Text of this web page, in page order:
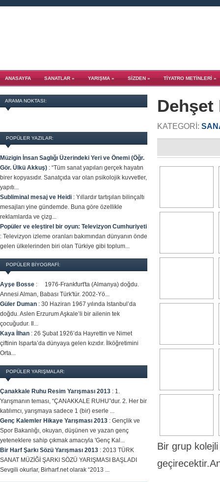
ANASAYFA SANATLAR» YARIŞMA» SİZDEN» TIYATRO METINLERI»
Dehşet
KATEGORI:
Bir grup
ARAMA NOKTASI:
POPÜLER YAZILAR:
Müzigin İnsan Saglığı Üzerindeki Yeri ve Önemi (Öğr.
Gör. Ülkü Akkuş) : “Tüm sanat yapıları gerçek hayatın
birer kopyasıdır. Sanatçıda var olan psikolojik kuvvetler,
yapıtı...
Subliminal mesaj ve Heidi : Yıllardır tartışılan bilinçaltı
mesajları yine gündemde. Buna göre özellikle
reklamlarda ve çizg...
Popüler ve eleştirel bir oyun: Televizyon Cumhuriyeti
: Televizyon izleme oranları bakımından dünyanın önde
gelen ülkelerinden biri olan Türkiye gibi toplum...
POPÜLER BİYOGRAFİ:
Ayşe Bosse :
1976-Frankfurt'ta (Almanya) doğdu.
Annesi Alman, Babası Türk'tür. 2002-Yö...
Güler Duman : 30 Haziran 1967 yılında Istanbul’da
doğdu. Aslen Erzurum Aşkale’li bir ailenin tek
çocuğudur. Il...
Kaya İlhan : 26 Şubat 1926’da Hayrettin ve Nimet
çiftinin Isparta’da dünyaya gelen kızıdır. İlköğretimini
Orta...
POPÜLER YARIŞMALAR:
Çanakkale Ruhu Resim Yarışması 2013 : 1.
Yarışmanın teması, “ÇANAKKALE RUHU”dur. 2. Her bir
katılımcı, yarışmaya sadece 1 (bir) eserle ...
Genç Kalemler Hikaye Yarışması 2013 : Gençlik ve
Spor Bakanlığı, okuyan, düşünen ve yazan genç
yeteneklere sahip çıkmak amacıyla 'Genç Kal...
Bir Harf Şarkı Sözü Yarışması 2013 : 2013 TÜRK
SANAT MÜZİĞİ ŞARKI SÖZÜ YARIŞMASI BAŞLADI
Sevgili okurlar, Birharf.net olarak “2013 ...